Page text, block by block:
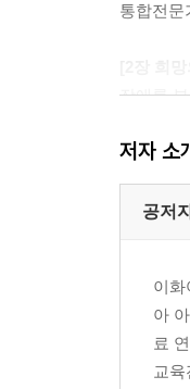
통합전문
장애를
새로운
작은 변
참고 기
언어의
칭찬의 힘
아이의
저자 소
공저
이
아
료
교